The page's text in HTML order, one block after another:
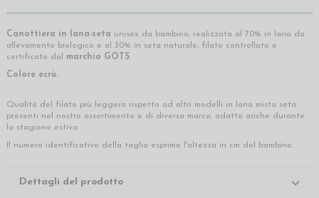
Canottiera in lana-seta unisex da bambino, realizzata al 70% in lana da
allevamento biologico e al 30% in seta naturale, filato controllato e
certificato dal marchio GOTS.
Colore ecrù.
Qualità del filato più leggera rispetto ad altri modelli in lana mista seta
presenti nel nostro assortimento e di diversa marca, adatta anche durante
la stagione estiva.
Il numero identificativo della taglia esprime l'altezza in cm del bambino.
Dettagli del prodotto